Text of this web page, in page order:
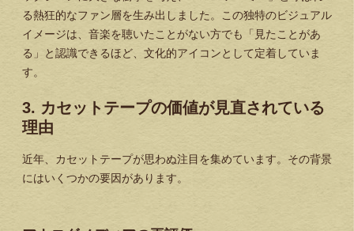
る熱狂的なファン層を生み出しました。この独特のビジュアル
イメージは、音楽を聴いたことがない方でも「見たことがあ
る」と認識できるほど、文化的アイコンとして定着していま
す。
3. カセットテープの価値が見直されている
理由
近年、カセットテープが思わぬ注目を集めています。その背景
にはいくつかの要因があります。